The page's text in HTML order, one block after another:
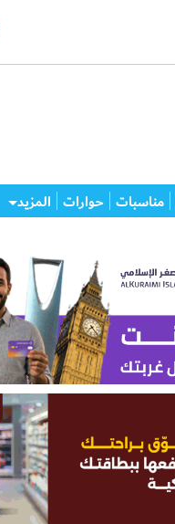
مناسبات حوارات المزيد